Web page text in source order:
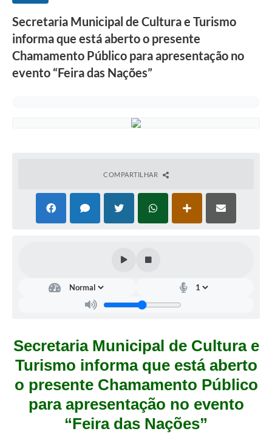
Secretaria Municipal de Cultura e Turismo
informa que está aberto o presente
Chamamento Público para apresentação no
evento “Feira das Nações”
COMPARTILHAR
Secretaria Municipal de Cultura e
Turismo informa que está aberto
o presente Chamamento Público
para apresentação no evento
“Feira das Nações”